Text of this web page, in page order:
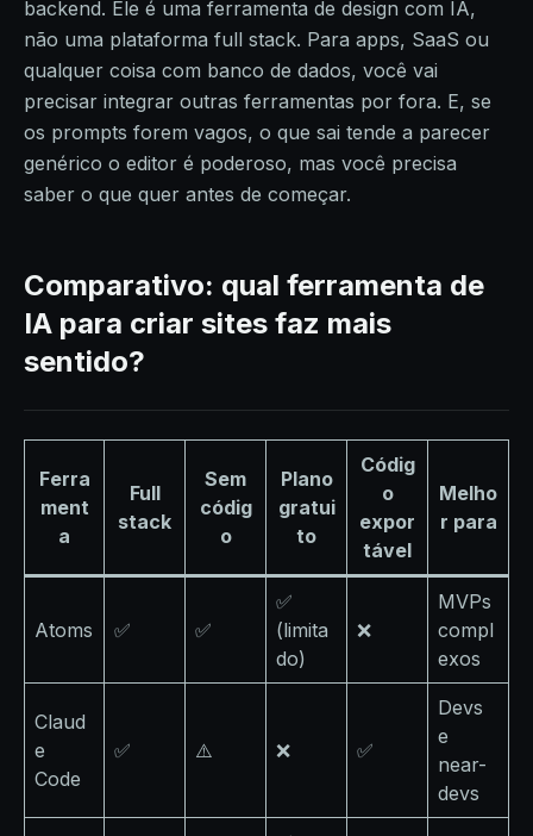
backend. Ele é uma ferramenta de design com IA,
não uma plataforma full stack. Para apps, SaaS ou
qualquer coisa com banco de dados, você vai
precisar integrar outras ferramentas por fora. E, se
os prompts forem vagos, o que sai tende a parecer
genérico o editor é poderoso, mas você precisa
saber o que quer antes de começar.
Comparativo: qual ferramenta de
IA para criar sites faz mais
sentido?
Ferra
ment
a
Full
stack
Sem
códig
o
Plano
gratui
to
Códig
o
expor
tável
Melho
r para
Atoms ✅ ✅
✅
(limita
do)
❌
MVPs
compl
exos
Claud
e
Code
✅ ⚠️ ❌ ✅
Devs
e
near-
devs